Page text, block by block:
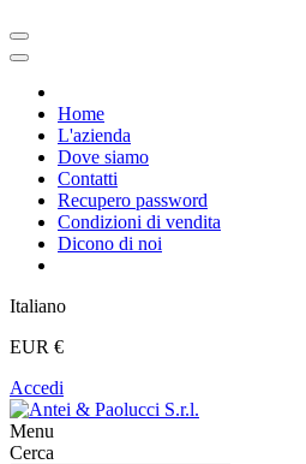
Home
L'azienda
Dove siamo
Contatti
Recupero password
Condizioni di vendita
Dicono di noi
Italiano
EUR €
Accedi
Menu
Cerca